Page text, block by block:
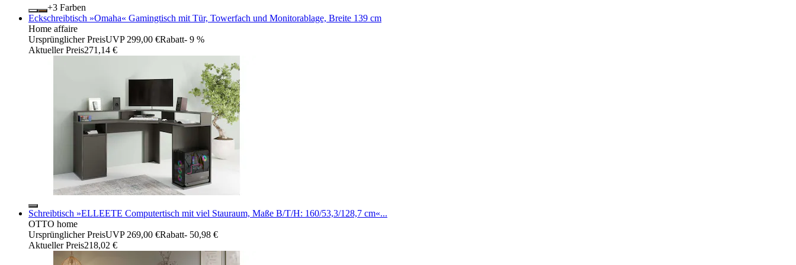
+
Farben
Eckschreibtisch »Omaha« Gamingtisch mit Tür, Towerfach und Monitorablage, Breite 139 cm
Home affaire
Ursprünglicher PreisUVP 299,00 €Rabatt- 9 %
Aktueller Preis271,14 €
Schreibtisch »ELLEETE Computertisch mit viel Stauraum, Maße B/T/H: 160/53,3/128,7 cm«...
OTTO home
Ursprünglicher PreisUVP 269,00 €Rabatt- 50,98 €
Aktueller Preis218,02 €